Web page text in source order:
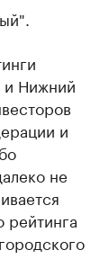
и Нижний
и
не